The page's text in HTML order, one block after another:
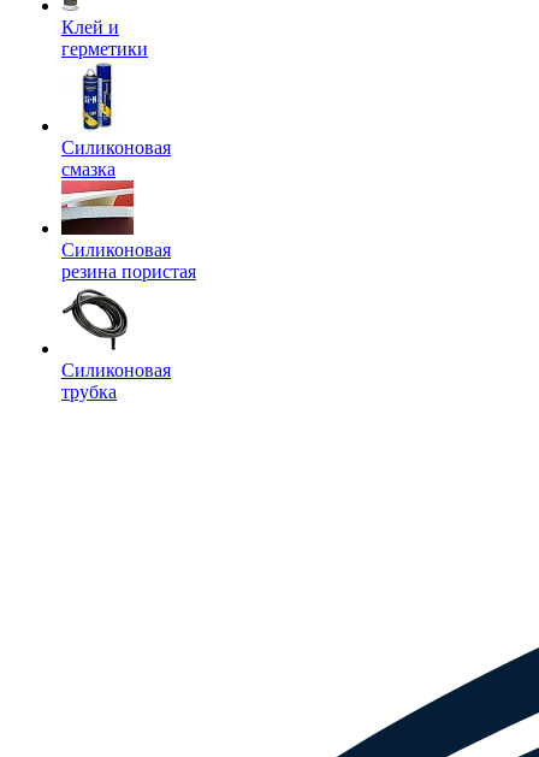
Клей и
герметики
Силиконовая
смазка
Силиконовая
резина пористая
Силиконовая
трубка